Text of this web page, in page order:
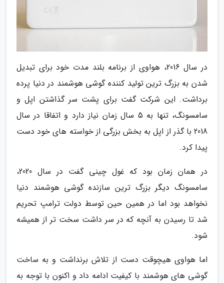
در سال 2016، هواوی از برنامه بلند مدت خود برای تبدیل
شدن به بزرگ ترین تولید کننده گوشی هوشمند در دنیا پرده
برداشت. این شرکت گفت برای پشت سر گذاشتن اپل و
سامسونگ، تنها به 5 سال زمان نیاز دارد و اتفاقا در سال
2018 با گذر از اپل به بخش بزرگی از خواسته های خود دست
پیدا کرد.
در همان زمان بود که غول چینی گفت در سال 2020،
سامسونگ دیگر بزرگ ترین سازنده گوشی هوشمند دنیا
نخواهد بود اما در همین حین توسط دولت ترامپ تحریم
شد تا رسیدن به آنچه که در سر داشت سخت تر از همیشه
شود.
اما هواوی هیچوقت دست از تلاش برنداشت و به ساخت
گوشی های هوشمند با کیفیت ادامه داد و اکنون با توجه به